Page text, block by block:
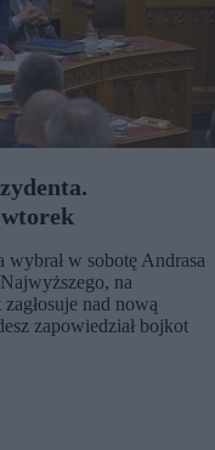
w sobotę Andrasa
na
nad nową
zapowiedział bojkot